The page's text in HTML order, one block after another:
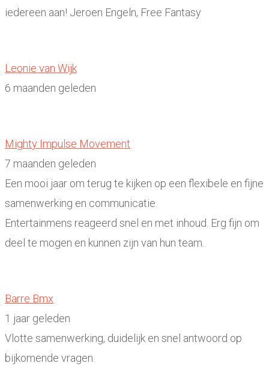
iedereen aan! Jeroen Engeln, Free Fantasy
Leonie van Wijk
6 maanden geleden
Mighty Impulse Movement
7 maanden geleden
Een mooi jaar om terug te kijken op een flexibele en fijne
samenwerking en communicatie.
Entertainmens reageerd snel en met inhoud. Erg fijn om
deel te mogen en kunnen zijn van hun team.
Barre Bmx
1 jaar geleden
Vlotte samenwerking, duidelijk en snel antwoord op
bijkomende vragen.